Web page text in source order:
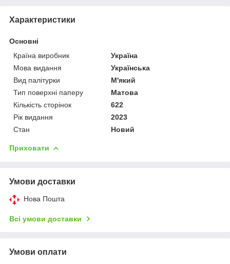
Характеристики
Основні
Країна виробник
Україна
Мова видання
Українська
Вид палітурки
М'який
Тип поверхні паперу
Матова
Кількість сторінок
622
Рік видання
2023
Стан
Новий
Приховати
Умови доставки
Нова Пошта
Всі умови доставки
Умови оплати